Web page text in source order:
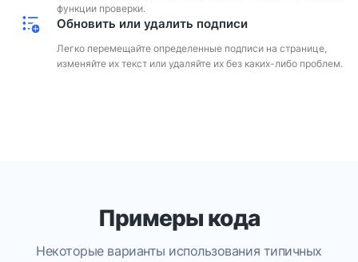
функции проверки.
Обновить или удалить подписи
Легко перемещайте определенные подписи на странице,
изменяйте их текст или удаляйте их без каких-либо проблем.
Примеры кода
Некоторые варианты использования типичных